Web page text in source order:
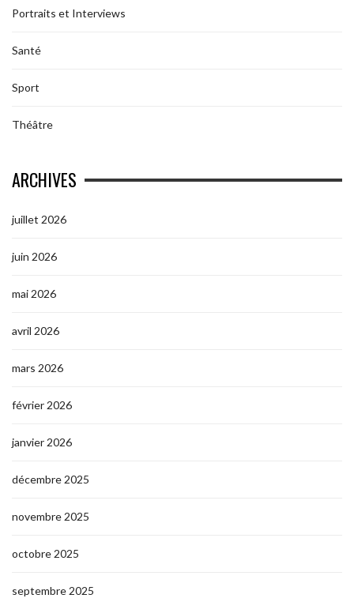
Portraits et Interviews
Santé
Sport
Théâtre
ARCHIVES
juillet 2026
juin 2026
mai 2026
avril 2026
mars 2026
février 2026
janvier 2026
décembre 2025
novembre 2025
octobre 2025
septembre 2025